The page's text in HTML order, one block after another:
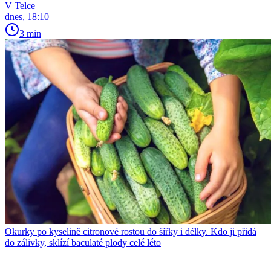
V Telce
dnes, 18:10
3 min
Okurky po kyselině citronové rostou do šířky i délky. Kdo ji přidá
do zálivky, sklízí baculaté plody celé léto